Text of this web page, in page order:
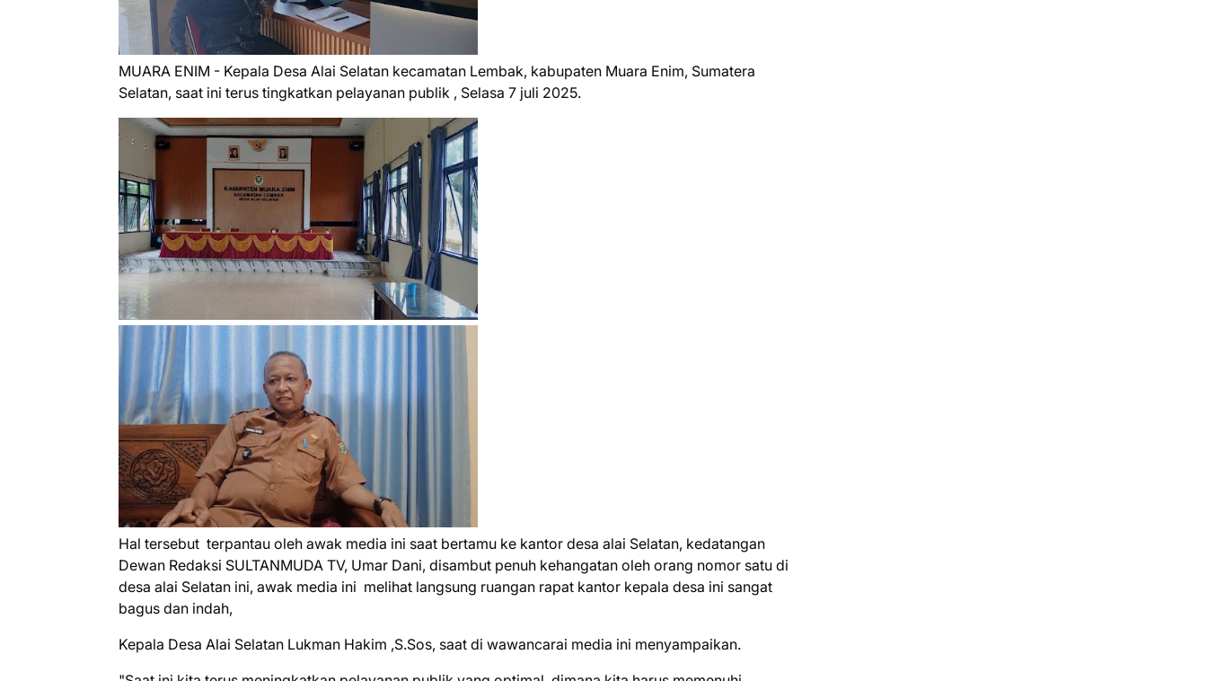
MUARA ENIM - Kepala Desa Alai Selatan kecamatan Lembak, kabupaten Muara Enim, Sumatera
Selatan, saat ini terus tingkatkan pelayanan publik , Selasa 7 juli 2025.
Hal tersebut terpantau oleh awak media ini saat bertamu ke kantor desa alai Selatan, kedatangan
Dewan Redaksi SULTANMUDA TV, Umar Dani, disambut penuh kehangatan oleh orang nomor satu di
desa alai Selatan ini, awak media ini melihat langsung ruangan rapat kantor kepala desa ini sangat
bagus dan indah,
Kepala Desa Alai Selatan Lukman Hakim ,S.Sos, saat di wawancarai media ini menyampaikan.